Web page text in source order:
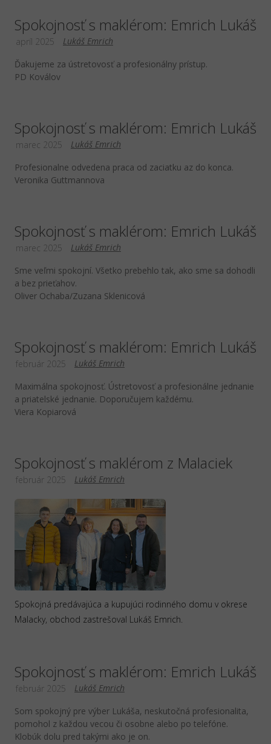
Spokojnosť s maklérom: Emrich Lukáš
Lukáš Emrich
apríl 2025
Ďakujeme za ústretovosť a profesionálny prístup.
PD Koválov
Spokojnosť s maklérom: Emrich Lukáš
Lukáš Emrich
marec 2025
Profesionalne odvedena praca od zaciatku az do konca.
Veronika Guttmannova
Spokojnosť s maklérom: Emrich Lukáš
Lukáš Emrich
marec 2025
Sme veľmi spokojní. Všetko prebehlo tak, ako sme sa dohodli
a bez prieťahov.
Oliver Ochaba/Zuzana Sklenicová
Spokojnosť s maklérom: Emrich Lukáš
Lukáš Emrich
február 2025
Maximálna spokojnosť. Ústretovosť a profesionálne jednanie
a priatelské jednanie. Doporučujem každému.
Viera Kopiarová
Spokojnosť s maklérom z Malaciek
Lukáš Emrich
február 2025
Spokojná predávajúca a kupujúci rodinného domu v okrese
Malacky, obchod zastrešoval Lukáš Emrich.
Spokojnosť s maklérom: Emrich Lukáš
Lukáš Emrich
február 2025
Som spokojný pre výber Lukáša, neskutočná profesionalita,
pomohol z každou vecou či osobne alebo po telefóne.
Klobúk dolu pred takými ako je on.